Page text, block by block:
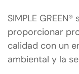
SIMPLE
proporcionar
calidad con un
ambiental y la